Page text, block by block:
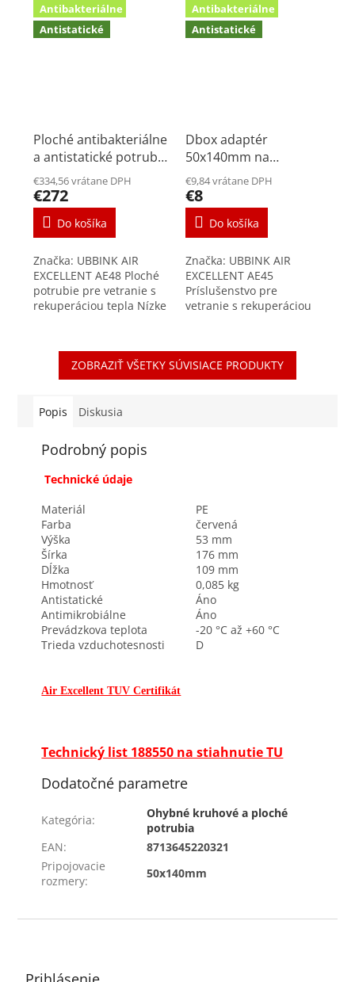
Antibakteriálne
Antistatické
Ploché antibakteriálne
a antistatické potrubie
UBBINK 50x140 mm
20m
€334,56 vrátane DPH
€272
Do košíka
Značka: UBBINK AIR
EXCELLENT AE48 Ploché
potrubie pre vetranie s
rekuperáciou tepla Nízke
Antistatické vlastnosti <
10^ 12 Ohm...
Antibakteriálne
Antistatické
Dbox adaptér
50x140mm na
rozvodný plastový box
€9,84 vrátane DPH
€8
Do košíka
Značka: UBBINK AIR
EXCELLENT AE45
Príslušenstvo pre
vetranie s rekuperáciou
rozvodných boxov Air
Excellent pre pripojenie
plochého...
ZOBRAZIŤ VŠETKY SÚVISIACE PRODUKTY
Popis Diskusia
Podrobný popis
Technické údaje
Materiál
PE
Farba
červená
Výška
53 mm
Šírka
176 mm
Dĺžka
109 mm
Hmotnosť
0,085 kg
Antistatické
Áno
Antimikrobiálne
Áno
Prevádzkova teplota
-20 °C až +60 °C
Trieda vzduchotesnosti
D
Air Excellent TUV Certifikát
Technický list 188550 na stiahnutie TU
Dodatočné parametre
Kategória:
Ohybné kruhové a ploché
potrubia
EAN:
8713645220321
Pripojovacie
rozmery:
50x140mm